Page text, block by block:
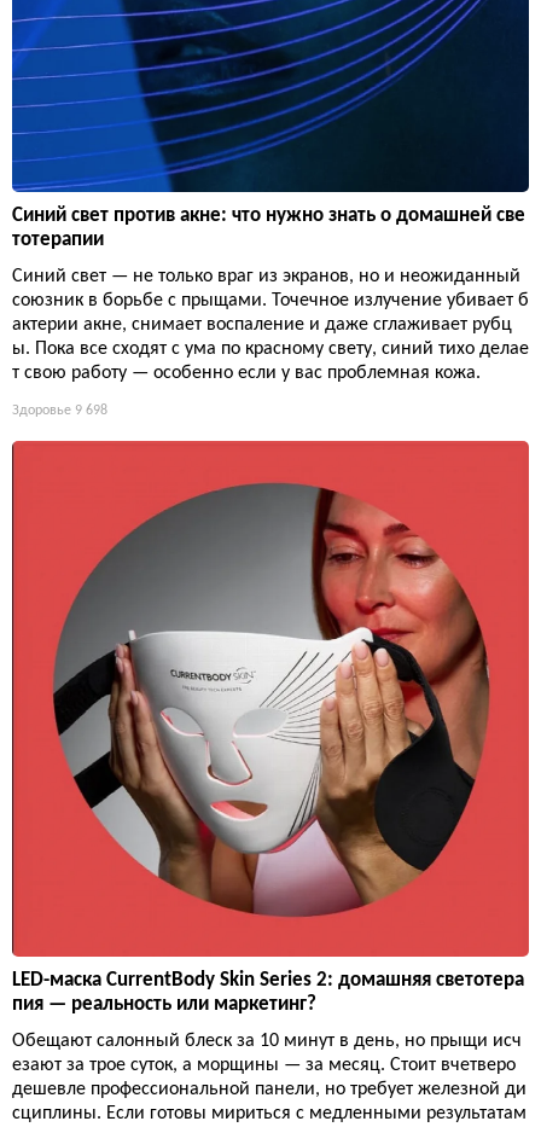
Синий свет против акне: что нужно знать о домашней све
тотерапии
Синий свет — не только враг из экранов, но и неожиданный
союзник в борьбе с прыщами. Точечное излучение убивает б
актерии акне, снимает воспаление и даже сглаживает рубц
ы. Пока все сходят с ума по красному свету, синий тихо делае
т свою работу — особенно если у вас проблемная кожа.
Здоровье 9 698
LED-маска CurrentBody Skin Series 2: домашняя светотера
пия — реальность или маркетинг?
Обещают салонный блеск за 10 минут в день, но прыщи исч
езают за трое суток, а морщины — за месяц. Стоит вчетверо
дешевле профессиональной панели, но требует железной ди
сциплины. Если готовы мириться с медленными результатам